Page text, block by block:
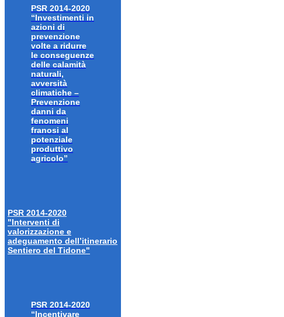
PSR 2014-2020
“Investimenti in
azioni di
prevenzione
volte a ridurre
le conseguenze
delle calamità
naturali,
avversità
climatiche –
Prevenzione
danni da
fenomeni
franosi al
potenziale
produttivo
agricolo”
PSR 2014-2020
"Interventi di
valorizzazione e
adeguamento dell’itinerario
Sentiero del Tidone"
PSR 2014-2020
“Incentivare